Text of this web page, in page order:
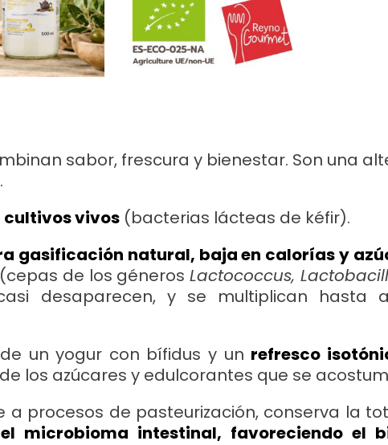
sabor, frescura y bienestar. Son una
cultivos vivos (bacterias lácteas de kéfir).
gasificación natural, baja en calorías y
de los géneros Lactococcus,
desaparecen, y se multiplican hasta
un yogur con bífidus y un refresco
los azúcares y edulcorantes que se
a procesos de pasteurización, conserva la
microbioma intestinal, favoreciendo el